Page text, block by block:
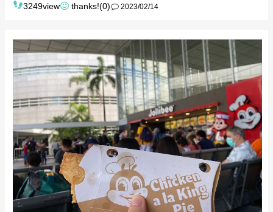
3249view thanks!(0) 2023/02/14